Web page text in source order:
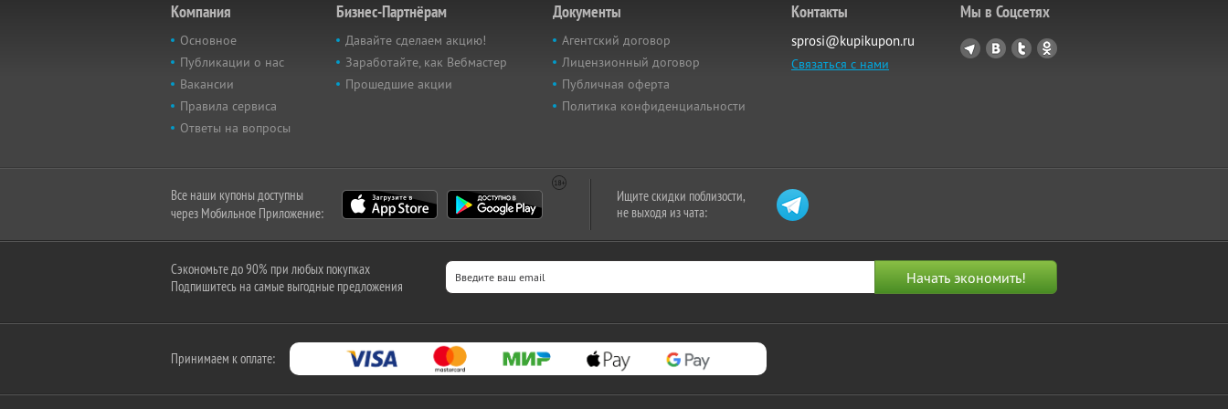
Компания
Основное
Публикации о нас
Вакансии
Правила сервиса
Ответы на вопросы
Бизнес-Партнёрам
Давайте сделаем акцию!
Заработайте, как Вебмастер
Прошедшие акции
Документы
Агентский договор
Лицензионный договор
Публичная оферта
Политика конфиденциальности
Контакты
sprosi@kupikupon.ru
Связаться с нами
Мы в Соцсетях
Все наши купоны доступны
через Мобильное Приложение:
Ищите скидки поблизости,
не выходя из чата:
Сэкономьте до 90% при любых покупках
Подпишитесь на самые выгодные предложения
Принимаем к оплате: